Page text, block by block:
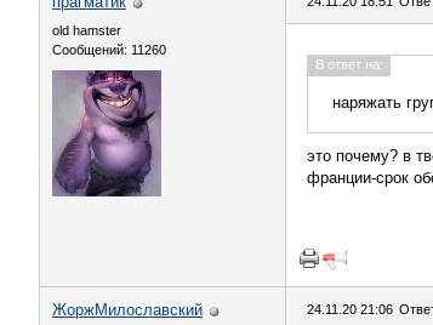
old hamster
Сообщений: 11260
В ответ на:
наряжать
это почему? в
франции-срок
ЖоржМилославский 24.11.20 21:06